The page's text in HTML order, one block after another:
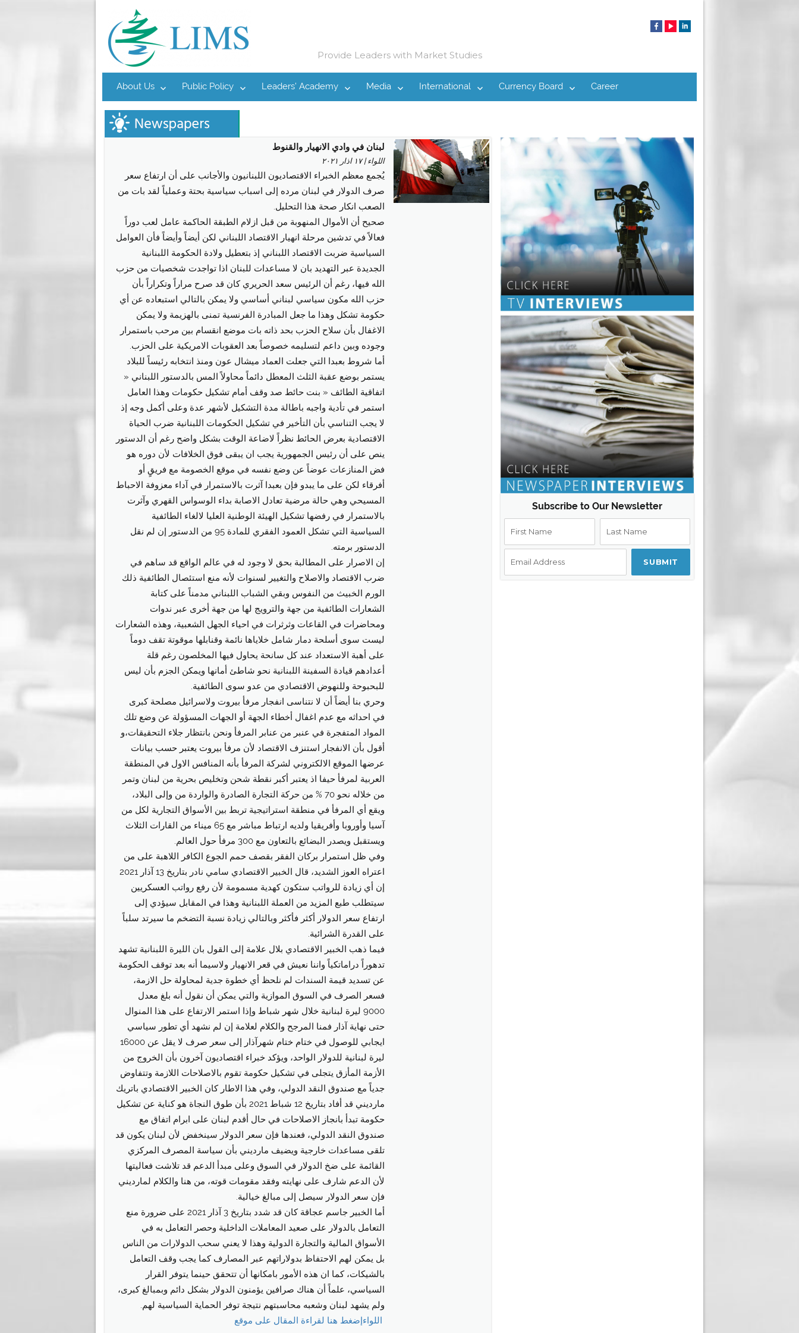
LIMS – Institute for Market Studies
Provide Leaders with Market Studies
About Us Public Policy Leaders’ Academy Media International Currency Board Career
لبنان في وادي الانهيار والقنوط
اللواء | ١٧ اذار ٢٠٢١
يُجمع معظم الخبراء الاقتصاديون اللبنانيون والأجانب على أن ارتفاع سعر
صرف الدولار في لبنان مرده إلى اسباب سياسية بحتة وعملياً لقد بات من
الصعب انكار صحة هذا التحليل.
صحيح أن الأموال المنهوبة من قبل ازلام الطبقة الحاكمة عامل لعب دوراً
فعالاً في تدشين مرحلة انهيار الاقتصاد اللبناني لكن أيضاً وأيضاً فأن العوامل
السياسية ضربت الاقتصاد اللبناني إذ بتعطيل ولادة الحكومة اللبنانية
الجديدة عبر التهديد بان لا مساعدات للبنان اذا تواجدت شخصيات من حزب
الله فيها، رغم أن الرئيس سعد الحريري كان قد صرح مراراً وتكراراً بأن
حزب الله مكون سياسي لبناني أساسي ولا يمكن بالتالي استبعاده عن أي
حكومة تشكل وهذا ما جعل المبادرة الفرنسية تمنى بالهزيمة ولا يمكن
الاغفال بأن سلاح الحزب بحد ذاته بات موضع انقسام بين مرحب باستمرار
وجوده وبين داعم لتسليمه خصوصاً بعد العقوبات الامريكية على الحزب.
أما شروط بعبدا التي جعلت العماد ميشال عون ومنذ انتخابه رئيساً للبلاد
يستمر بوضع عقبة الثلث المعطل دائماً محاولاً المس بالدستور اللبناني «
اتفاقية الطائف « بنت حائط صد وقف أمام تشكيل حكومات وهذا العامل
استمر في تأدية واجبه باطالة مدة التشكيل لأشهر عدة وعلى أكمل وجه إذ
لا يجب التناسي بأن التأخير في تشكيل الحكومات اللبنانية ضرب الحياة
الاقتصادية بعرض الحائط نظراً لاضاعة الوقت بشكل واضح رغم أن الدستور
ينص على أن رئيس الجمهورية يجب ان يبقى فوق الخلافات لأن دوره هو
فض المنازعات عوضاً عن وضع نفسه في موقع الخصومة مع فريقٍ أو
أفرقاء لكن على ما يبدو فإن بعبدا آثرت بالاستمرار في آداء معزوفة الاحباط
المسيحي وهي حالة مرضية تعادل الاصابة بداء الوسواس القهري وآثرت
بالاستمرار في رفضها تشكيل الهيئة الوطنية العليا لالغاء الطائفية
السياسية التي تشكل العمود الفقري للمادة 95 من الدستور إن لم نقل
الدستور برمته.
إن الاصرار على المطالبة بحق لا وجود له في عالم الواقع قد ساهم في
ضرب الاقتصاد والاصلاح والتغيير لسنوات لأنه منع استئصال الطائفية ذلك
الورم الخبيث من النفوس وبقي الشباب اللبناني مدمناً على كتابة
الشعارات الطائفية من جهة والترويج لها من جهة أخرى عبر ندوات
ومحاضرات في القاعات وثرثرات في احياء الجهل الشعبية، وهذه الشعارات
ليست سوى أسلحة دمار شامل خلاياها نائمة وقنابلها موقوتة تقف دوماً
على أهبة الاستعداد عند كل سانحة يحاول فيها المخلصون رغم قلة
أعدادهم قيادة السفينة اللبنانية نحو شاطئ أمانها ويمكن الجزم بأن ليس
للبحبوحة وللنهوض الاقتصادي من عدو سوى الطائفية.
وحري بنا أيضاً أن لا نتناسى انفجار مرفأ بيروت ولاسرائيل مصلحة كبرى
في احداثه مع عدم اغفال أخطاء الجهة أو الجهات المسؤولة عن وضع تلك
المواد المتفجرة في عنبر من عنابر المرفأ ونحن بانتظار جلاء التحقيقات،و
أقول بأن الانفجار استنزف الاقتصاد لأن مرفأ بيروت يعتبر حسب بيانات
عرضها الموقع الالكتروني لشركة المرفأ بأنه المنافس الاول في المنطقة
العربية لمرفأ حيفا اذ يعتبر أكبر نقطة شحن وتخليص بحرية من لبنان وتمر
من خلاله نحو 70 % من حركة التجارة الصادرة والواردة من وإلى البلاد،
ويقع أي المرفأ في منطقة استراتيجية تربط بين الأسواق التجارية لكل من
آسيا وأوروبا وأفريقيا ولديه ارتباط مباشر مع 65 ميناء من القارات الثلاث
ويستقبل ويصدر البضائع بالتعاون مع 300 مرفأ حول العالم.
وفي ظل استمرار بركان الفقر بقصف حمم الجوع الكافر اللاهبة على من
اعتراه العوز الشديد، قال الخبير الاقتصادي سامي نادر بتاريخ 13 آذار 2021
إن أي زيادة للرواتب ستكون كهدية مسمومة لأن رفع رواتب العسكريين
سيتطلب طبع المزيد من العملة اللبنانية وهذا في المقابل سيؤدي إلى
ارتفاع سعر الدولار أكثر فأكثر وبالتالي زيادة نسبة التضخم ما سيرتد سلباً
على القدرة الشرائية.
فيما ذهب الخبير الاقتصادي بلال علامة إلى القول بان الليرة اللبنانية تشهد
تدهوراً دراماتكياً واننا نعيش في قعر الانهيار ولاسيما أنه بعد توقف الحكومة
عن تسديد قيمة السندات لم نلحظ أي خطوة جدية لمحاولة حل الازمة،
فسعر الصرف في السوق الموازية والتي يمكن أن نقول أنه بلغ معدل
9000 ليرة لبنانية خلال شهر شباط وإذا استمر الارتفاع على هذا المنوال
حتى نهاية آذار فمنا المرجح والكلام لعلامة إن لم نشهد أي تطور سياسي
ايجابي للوصول في ختام ختام شهرآذار إلى سعر صرف لا يقل عن 16000
ليرة لبنانية للدولار الواحد، ويؤكد خبراء اقتصاديون آخرون بأن الخروج من
الأزمة المأزق يتجلى في تشكيل حكومة تقوم بالاصلاحات اللازمة وتتفاوض
جدياً مع صندوق النقد الدولي، وفي هذا الاطار كان الخبير الاقتصادي باتريك
مارديني قد أفاد بتاريخ 12 شباط 2021 بأن طوق النجاة هو كناية عن تشكيل
حكومة تبدأ بانجاز الاصلاحات في حال أقدم لبنان على ابرام اتفاق مع
صندوق النقد الدولي، فعندها فإن سعر الدولار سينخفض لأن لبنان يكون قد
تلقى مساعدات خارجية ويضيف مارديني بأن سياسة المصرف المركزي
القائمة على ضخ الدولار في السوق وعلى مبدأ الدعم قد تلاشت فعاليتها
لأن الدعم شارف على نهايته وفقد مقومات قوته، من هنا والكلام لمارديني
فإن سعر الدولار سيصل إلى مبالغ خيالية.
أما الخبير جاسم عجاقة كان قد شدد بتاريخ 3 آذار 2021 على ضرورة منع
التعامل بالدولار على صعيد المعاملات الداخلية وحصر التعامل به في
الأسواق المالية والتجارة الدولية وهذا لا يعني سحب الدولارات من الناس
بل يمكن لهم الاحتفاظ بدولاراتهم عبر المصارف كما يجب وقف التعامل
بالشيكات، كما ان هذه الأمور بامكانها أن تتحقق حينما يتوفر القرار
السياسي، علماً أن هناك صرافين يؤمنون الدولار بشكل دائم وبمبالغ كبرى،
ولم يشهد لبنان وشعبه محاسبتهم نتيجة توفر الحماية السياسية لهم.
اللواءإضغط هنا لقراءة المقال على موقع
Subscribe to Our Newsletter